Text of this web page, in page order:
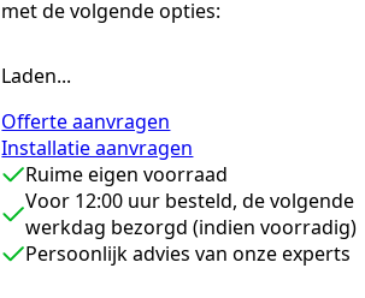
met de volgende opties:
Laden...
Offerte aanvragen
Installatie aanvragen
Ruime eigen voorraad
Voor 12:00 uur besteld, de volgende
werkdag bezorgd (indien voorradig)
Persoonlijk advies van onze experts